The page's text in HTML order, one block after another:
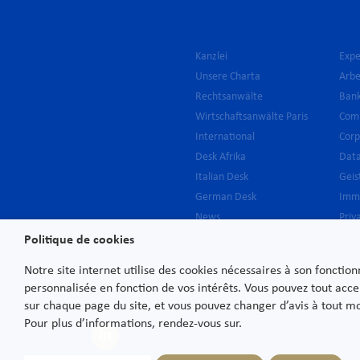
Kanzlei
Unsere Charta
Rechtsanwälte
Wirtschaftsanwälte Paris
International
Desk Afrika
Italian Desk
German Desk
News
Kontakt
–
Politique de cookies
Notre site internet utilise des cookies nécessaires à son
personnalisée en fonction de vos intérêts. Vous pouvez tout
sur chaque page du site, et vous pouvez changer d’avis à tout
Pour plus d’informations, rendez-vous sur.